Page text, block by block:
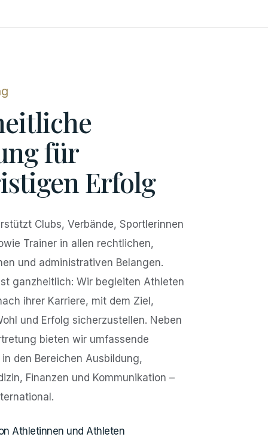
für
Erfolg
Clubs, Verbände, Sportlerinnen
Trainer in allen rechtlichen,
und administrativen Belangen.
ganzheitlich: Wir begleiten Athleten
ihrer Karriere, mit dem Ziel,
und Erfolg sicherzustellen. Neben
bieten wir umfassende
den Bereichen Ausbildung,
Finanzen und Kommunikation –
Athletinnen und Athleten